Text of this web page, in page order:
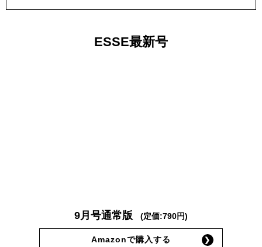
ESSE最新号